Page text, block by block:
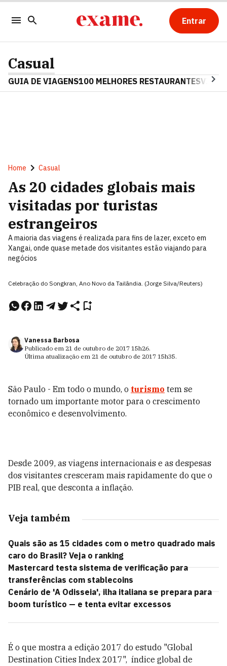
Entrar
Casual
GUIA DE VIAGENS100 MELHORES RESTAURANTES
Home Casual
As 20 cidades globais mais
visitadas por turistas
estrangeiros
A maioria das viagens é realizada para fins de lazer, exceto em
Xangai, onde quase metade dos visitantes estão viajando para
negócios
Celebração do Songkran, Ano Novo da Tailândia. (Jorge Silva/Reuters)
Vanessa Barbosa
Publicado em 21 de outubro de 2017 15h26.
Última atualização em 21 de outubro de 2017 15h35.
São Paulo - Em todo o mundo, o turismo tem se
tornado um importante motor para o crescimento
econômico e desenvolvimento.
Desde 2009, as viagens internacionais e as despesas
dos visitantes cresceram mais rapidamente do que o
PIB real, que desconta a inflação.
Veja também
Quais são as 15 cidades com o metro quadrado mais
caro do Brasil? Veja o ranking
Mastercard testa sistema de verificação para
transferências com stablecoins
Cenário de 'A Odisseia', ilha italiana se prepara para
boom turístico — e tenta evitar excessos
É o que mostra a edição 2017 do estudo "Global
Destination Cities Index 2017", índice global de